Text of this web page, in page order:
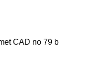
CAD no 79 b